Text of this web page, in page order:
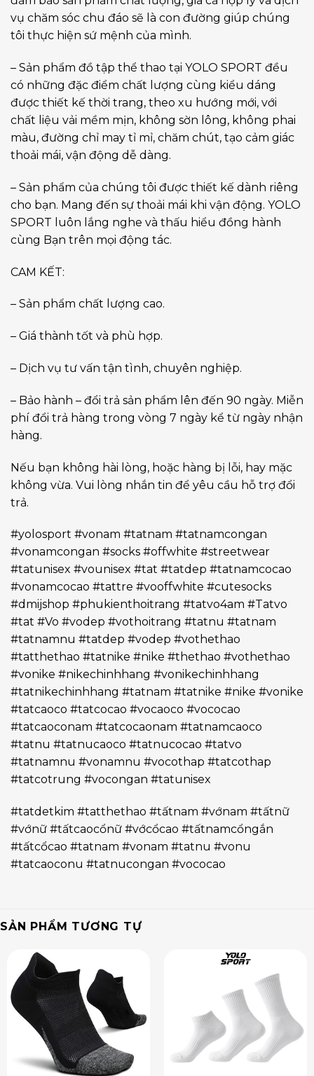
vụ chăm sóc chu đáo sẽ là con đường giúp chúng
tôi thực hiện sứ mệnh của mình.
– Sản phẩm đồ tập thể thao tại YOLO SPORT đều
có những đặc điểm chất lượng cùng kiểu dáng
được thiết kế thời trang, theo xu hướng mới, với
chất liệu vải mềm mịn, không sờn lông, không phai
màu, đường chỉ may tỉ mỉ, chăm chút, tạo cảm giác
thoải mái, vận động dễ dàng.
– Sản phẩm của chúng tôi được thiết kế dành riêng
cho bạn. Mang đến sự thoải mái khi vận động. YOLO
SPORT luôn lắng nghe và thấu hiểu đồng hành
cùng Bạn trên mọi động tác.
CAM KẾT:
– Sản phẩm chất lượng cao.
– Giá thành tốt và phù hợp.
– Dịch vụ tư vấn tận tình, chuyên nghiệp.
– Bảo hành – đổi trả sản phẩm lên đến 90 ngày. Miễn
phí đổi trả hàng trong vòng 7 ngày kể từ ngày nhận
hàng.
Nếu bạn không hài lòng, hoặc hàng bị lỗi, hay mặc
không vừa. Vui lòng nhắn tin để yêu cầu hỗ trợ đổi
trả.
#yolosport #vonam #tatnam #tatnamcongan
#vonamcongan #socks #offwhite #streetwear
#tatunisex #vounisex #tat #tatdep #tatnamcocao
#vonamcocao #tattre #vooffwhite #cutesocks
#dmijshop #phukienthoitrang #tatvo4am #Tatvo
#tat #Vo #vodep #vothoitrang #tatnu #tatnam
#tatnamnu #tatdep #vodep #vothethao
#tatthethao #tatnike #nike #thethao #vothethao
#vonike #nikechinhhang #vonikechinhhang
#tatnikechinhhang #tatnam #tatnike #nike #vonike
#tatcaoco #tatcocao #vocaoco #vococao
#tatcaoconam #tatcocaonam #tatnamcaoco
#tatnu #tatnucaoco #tatnucocao #tatvo
#tatnamnu #vonamnu #vocothap #tatcothap
#tatcotrung #vocongan #tatunisex
#tatdetkim #tatthethao #tấtnam #vớnam #tấtnữ
#vớnữ #tấtcaocổnữ #vớcổcao #tấtnamcổngắn
#tấtcổcao #tatnam #vonam #tatnu #vonu
#tatcaoconu #tatnucongan #vococao
SẢN PHẨM TƯƠNG TỰ